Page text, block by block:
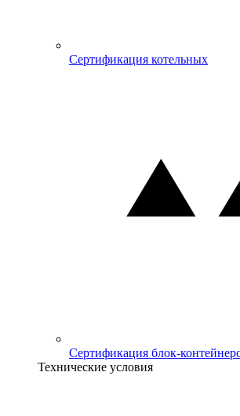
Сертификация котельных
Сертификация блок-
Технические условия